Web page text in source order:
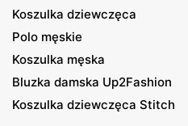
Koszulka dziewczęca
Polo męskie
Koszulka męska
Bluzka damska Up2Fashion
Koszulka dziewczęca Stitch